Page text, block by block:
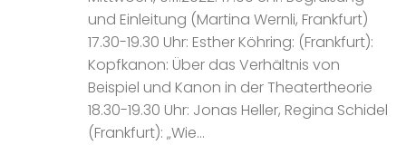
und Einleitung (Martina Wernli, Frankfurt)
17.30-19.30 Uhr: Esther Köhring: (Frankfurt):
Kopfkanon: Über das Verhältnis von
Beispiel und Kanon in der Theatertheorie
18.30-19.30 Uhr: Jonas Heller, Regina Schidel
(Frankfurt): „Wie...